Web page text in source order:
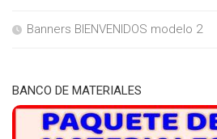
Banners BIENVENIDOS modelo 2
BANCO DE MATERIALES